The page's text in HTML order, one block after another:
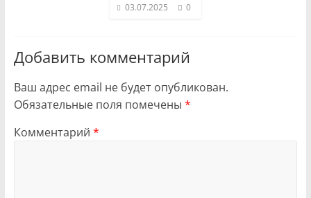
03.07.2025 0
Добавить комментарий
Ваш адрес email не будет опубликован.
Обязательные поля помечены *
Комментарий *